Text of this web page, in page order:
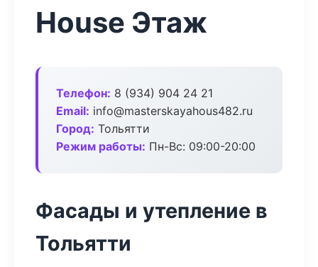
House Этаж
Телефон: 8 (934) 904 24 21
Email: info@masterskayahous482.ru
Город: Тольятти
Режим работы: Пн-Вс: 09:00-20:00
Фасады и утепление в
Тольятти